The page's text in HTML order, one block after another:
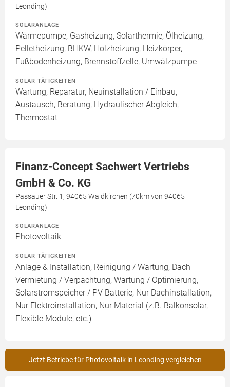
Leonding)
SOLARANLAGE
Wärmepumpe, Gasheizung, Solarthermie, Ölheizung,
Pelletheizung, BHKW, Holzheizung, Heizkörper,
Fußbodenheizung, Brennstoffzelle, Umwälzpumpe
SOLAR TÄTIGKEITEN
Wartung, Reparatur, Neuinstallation / Einbau,
Austausch, Beratung, Hydraulischer Abgleich,
Thermostat
Finanz-Concept Sachwert Vertriebs
GmbH & Co. KG
Passauer Str. 1, 94065 Waldkirchen (70km von 94065
Leonding)
SOLARANLAGE
Photovoltaik
SOLAR TÄTIGKEITEN
Anlage & Installation, Reinigung / Wartung, Dach
Vermietung / Verpachtung, Wartung / Optimierung,
Solarstromspeicher / PV Batterie, Nur Dachinstallation,
Nur Elektroinstallation, Nur Material (z.B. Balkonsolar,
Flexible Module, etc.)
Jetzt Betriebe für Photovoltaik in Leonding vergleichen